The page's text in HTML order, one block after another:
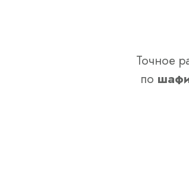
Точное
по